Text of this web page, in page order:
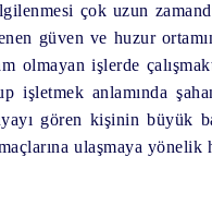
çok uzun
güven ve huzur
olmayan işlerde
anlamında
gören kişinin büyük
ulaşmaya yönelik